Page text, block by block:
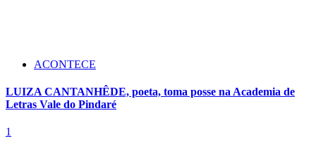
ACONTECE
LUIZA CANTANHÊDE, poeta, toma posse na Academia de
Letras Vale do Pindaré
1